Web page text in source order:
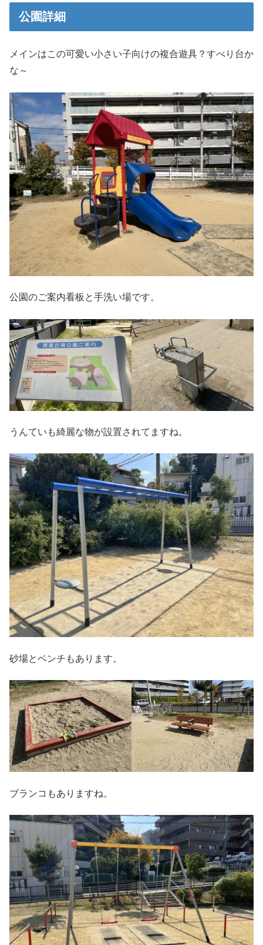
公園詳細
メインはこの可愛い小さい子向けの複合遊具？すべり台か
な～
公園のご案内看板と手洗い場です。
うんていも綺麗な物が設置されてますね。
砂場とベンチもあります。
ブランコもありますね。